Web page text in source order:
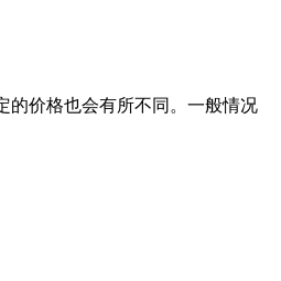
的价格也会有所不同。一般情况